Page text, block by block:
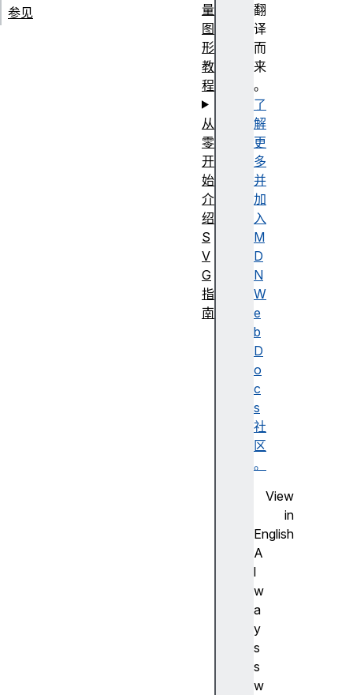
翻
译
而
来
。
了
解
更
多
并
加
入
M
D
N
W
e
b
D
o
c
s
社
区
。
View
in
English
A
l
w
a
y
s
s
w
参见
量
图
形
教
程
从
零
开
始
介
绍
S
V
G
指
南